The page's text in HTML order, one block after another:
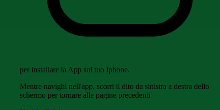
per installare la App sul tuo Iphone.
Mentre navighi nell'app, scorri il dito da sinistra a destra dello
schermo per tornare alle pagine precedenti